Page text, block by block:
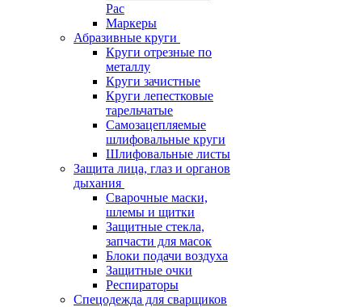
Pac
Маркеры
Абразивные круги
Круги отрезные по
металлу
Круги зачистные
Круги лепестковые
тарельчатые
Самозацепляемые
шлифовальные круги
Шлифовальные листы
Защита лица, глаз и органов
дыхания
Сварочные маски,
шлемы и щитки
Защитные стекла,
запчасти для масок
Блоки подачи воздуха
Защитные очки
Респираторы
Спецодежда для сварщиков